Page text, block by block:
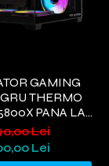
GAMING
THERMO
PANA LA
DDR4, 1TB
8GB GDDR7,
11, WI-FI 6
Lei
Lei